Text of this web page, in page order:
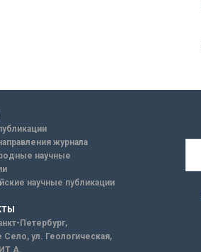
журнала
научные
научные публикации
Петербург,
Село, ул. Геологическая,
А.